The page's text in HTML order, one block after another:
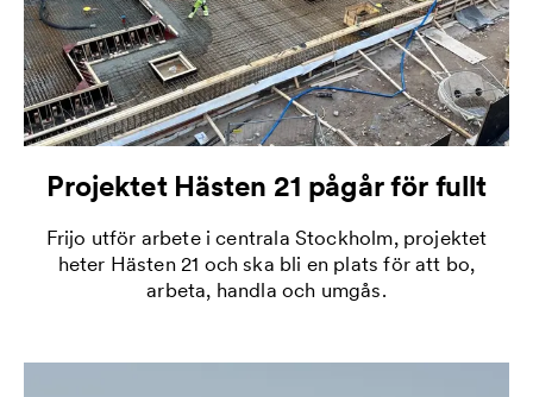
Projektet Hästen 21 pågår för fullt
Frijo utför arbete i centrala Stockholm, projektet
heter Hästen 21 och ska bli en plats för att bo,
arbeta, handla och umgås.